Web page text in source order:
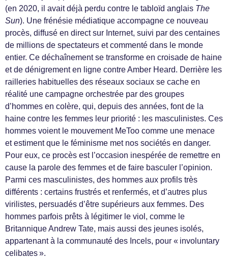
(en 2020, il avait déjà perdu contre le tabloïd anglais The
Sun). Une frénésie médiatique accompagne ce nouveau
procès, diffusé en direct sur Internet, suivi par des centaines
de millions de spectateurs et commenté dans le monde
entier. Ce déchaînement se transforme en croisade de haine
et de dénigrement en ligne contre Amber Heard. Derrière les
railleries habituelles des réseaux sociaux se cache en
réalité une campagne orchestrée par des groupes
d’hommes en colère, qui, depuis des années, font de la
haine contre les femmes leur priorité : les masculinistes. Ces
hommes voient le mouvement MeToo comme une menace
et estiment que le féminisme met nos sociétés en danger.
Pour eux, ce procès est l’occasion inespérée de remettre en
cause la parole des femmes et de faire basculer l’opinion.
Parmi ces masculinistes, des hommes aux profils très
différents : certains frustrés et renfermés, et d’autres plus
virilistes, persuadés d’être supérieurs aux femmes. Des
hommes parfois prêts à légitimer le viol, comme le
Britannique Andrew Tate, mais aussi des jeunes isolés,
appartenant à la communauté des Incels, pour « involuntary
celibates ».